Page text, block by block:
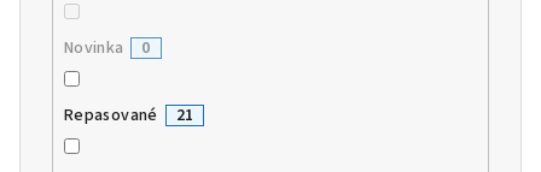
Novinka 0
Repasované 21